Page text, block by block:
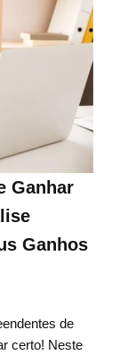
Ganhar
Ganhos
de
certo! Neste